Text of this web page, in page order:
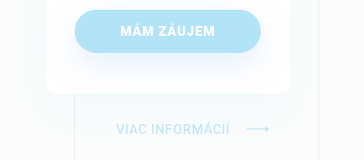
MÁM ZÁUJEM
VIAC INFORMÁCIÍ